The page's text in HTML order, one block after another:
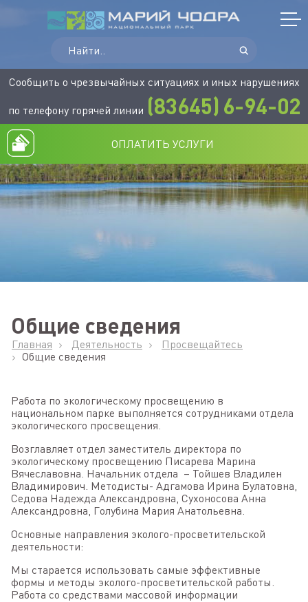
Сообщить о чрезвычайных ситуациях и иных нарушениях
по телефону горячей линии (83645) 6-94-02
ОПЛАТИТЬ УСЛУГИ
Общие сведения
Главная Деятельность
Просвещайтесь
Общие сведения
Работа по экологическому просвещению в
национальном парке выполняется сотрудниками отдела
экологического просвещения.
Возглавляет отдел заместитель директора по
экологическому просвещению Писарева Марина
Вячеславовна. Начальник отдела – Тойшев Владилен
Владимирович. Методисты- Адгамова Ирина Булатовна,
Седова Надежда Александровна, Сухоносова Анна
Александровна, Голубина Мария Анатольевна.
Основные направления эколого-просветительской
деятельности:
Мы старается использовать самые эффективные
формы и методы эколого-просветительской работы.
Работа со средствами массовой информации